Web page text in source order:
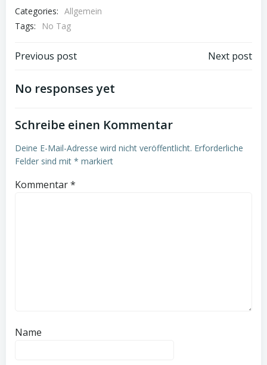
Categories: Allgemein
Tags:
No Tag
Post
navigation
Previous post Next post
No responses yet
Schreibe einen Kommentar
Deine E-Mail-Adresse wird nicht veröffentlicht. Erforderliche
Felder sind mit * markiert
Kommentar*
Name